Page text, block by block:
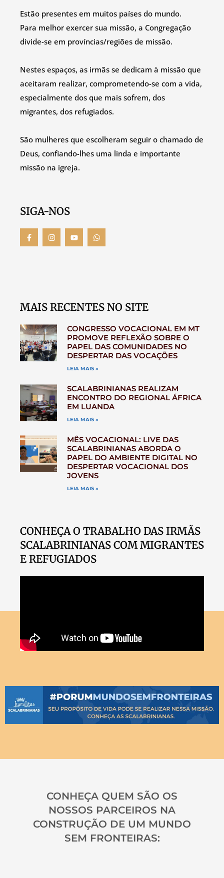
Estão presentes em muitos países do mundo.
Para melhor exercer sua missão, a Congregação
divide-se em províncias/regiões de missão.
Nestes espaços, as irmãs se dedicam à missão que
aceitaram realizar, comprometendo-se com a vida,
especialmente dos que mais sofrem, dos
migrantes, dos refugiados.
São mulheres que escolheram seguir o chamado de
Deus, confiando-lhes uma linda e importante
missão na igreja.
SIGA-NOS
MAIS RECENTES NO SITE
CONGRESSO VOCACIONAL EM MT
PROMOVE REFLEXÃO SOBRE O
PAPEL DAS COMUNIDADES NO
DESPERTAR DAS VOCAÇÕES
LEIA MAIS »
SCALABRINIANAS REALIZAM
ENCONTRO DO REGIONAL ÁFRICA
EM LUANDA
LEIA MAIS »
MÊS VOCACIONAL: LIVE DAS
SCALABRINIANAS ABORDA O
PAPEL DO AMBIENTE DIGITAL NO
DESPERTAR VOCACIONAL DOS
JOVENS
LEIA MAIS »
CONHEÇA O TRABALHO DAS IRMÃS
SCALABRINIANAS COM MIGRANTES
E REFUGIADOS
CONHEÇA QUEM SÃO OS
NOSSOS PARCEIROS NA
CONSTRUÇÃO DE UM MUNDO
SEM FRONTEIRAS: